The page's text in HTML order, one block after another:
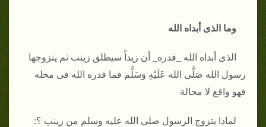
وما الذى أبداه الله
الذى أبداه الله _قدره_ أن زيداً سيطلق زينب ثم يتزوجها
رسول الله صَلَّى الله عَلَيْهِ وَسَلَّم فما قدره الله فى محله
فهو واقع لا محالة
لماذا يتزوج الرسول صلى الله عليه وسلم من زينب ؟: